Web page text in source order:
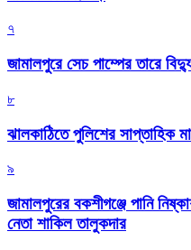
৭
জামালপুরে সেচ পাম্পের তারে
৮
‎ঝালকাঠিতে পুলিশের সাপ্তাহিক
৯
জামালপুরের বকশীগঞ্জে পানি
নেতা শাকিল তালুকদার